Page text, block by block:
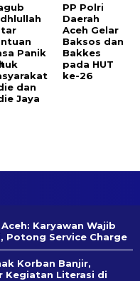
Panik
dan
Jaya
PP Polri
Daerah
Aceh Gelar
Baksos dan
Bakkes
pada HUT
ke-26
Karyawan Wajib
Potong Service Charge
Korban Banjir,
Kegiatan Literasi di